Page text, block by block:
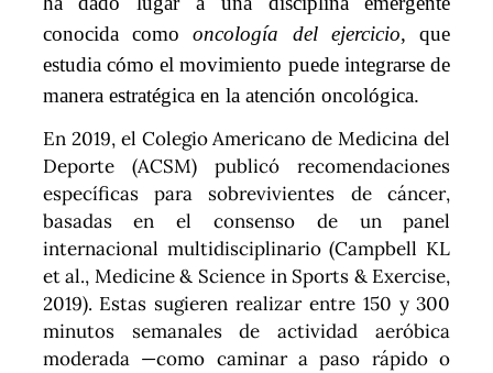
conocida comooncología del ejercicio, que
estudia cómo el movimiento puede integrarse de
manera estratégica en la atención oncológica.
En 2019, el Colegio Americano de Medicina del
Deporte (ACSM) publicó recomendaciones
específicas para sobrevivientes de cáncer,
basadas en el consenso de un panel
internacional multidisciplinario (Campbell KL
et al., Medicine & Science in Sports & Exercise,
2019). Estas sugieren realizar entre 150 y 300
minutos semanales de actividad aeróbica
moderada —como caminar a paso rápido o